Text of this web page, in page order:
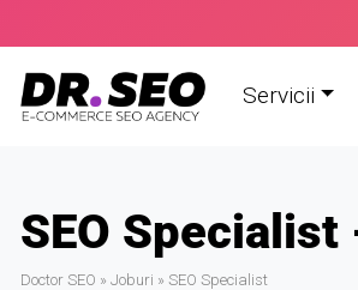
content
Servicii
SEO Specialist
Doctor SEO » Joburi » SEO Specialist